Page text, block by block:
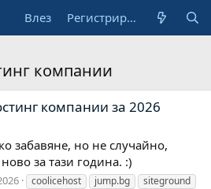
Влез Регистрирай се
компании
компании за 2026
забавяне, но не случайно,
за тази година. :)
coolicehost jump.bg
siteground